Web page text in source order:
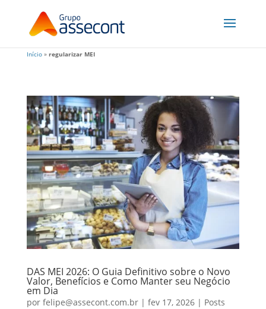
Início» regularizar MEI
DAS MEI 2026: O Guia Definitivo sobre o Novo
Valor, Benefícios e Como Manter seu Negócio
em Dia
por felipe@assecont.com.br| fev 17, 2026| Posts